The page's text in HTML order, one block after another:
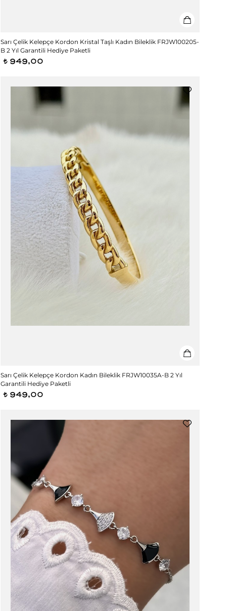
Sarı Çelik Kelepçe Kordon Kristal Taşlı Kadın Bileklik FRJW100205-
B 2 Yıl Garantili Hediye Paketli
t949,00
Sarı Çelik Kelepçe Kordon Kadın Bileklik FRJW10035A-B 2 Yıl
Garantili Hediye Paketli
t949,00